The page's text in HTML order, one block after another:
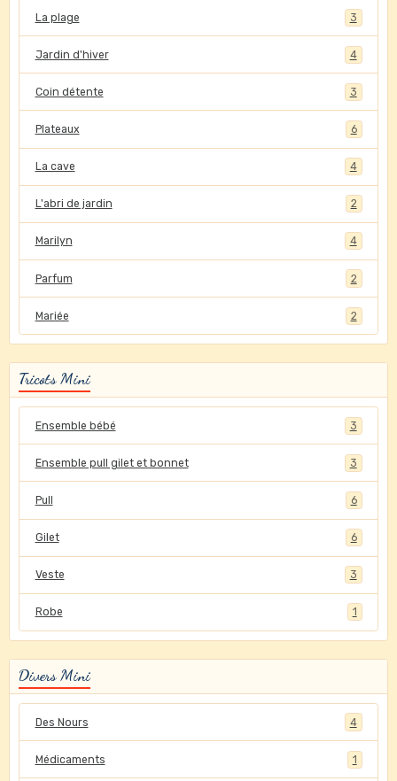
La plage 3
Jardin d'hiver 4
Coin détente 3
Plateaux 6
La cave 4
L'abri de jardin 2
Marilyn 4
Parfum 2
Mariée 2
Tricots Mini
Ensemble bébé 3
Ensemble pull gilet et bonnet 3
Pull 6
Gilet 6
Veste 3
Robe 1
Divers Mini
Des Nours 4
Médicaments 1